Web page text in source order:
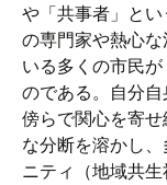
や「共事者」と
の専門家や熱心
いる多くの市民
のである。自分
傍らで関心を寄
な分断を溶かし
ニティ（地域共